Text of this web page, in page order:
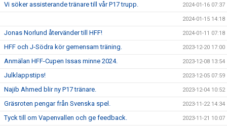
Vi söker assisterande tränare till vår P17 trupp. 2024-01-16 07:37
2024-01-15 14:18
Jonas Norlund återvänder till HFF! 2024-01-11 07:18
HFF och J-Södra kör gemensam träning. 2023-12-20 17:00
Anmälan HFF-Cupen Issas minne 2024. 2023-12-08 13:54
Julklappstips! 2023-12-05 07:59
Najib Ahmed blir ny P17 tränare. 2023-12-04 10:52
Gräsroten pengar från Svenska spel. 2023-11-22 14:34
Tyck till om Vapenvallen och ge feedback. 2023-11-21 10:07